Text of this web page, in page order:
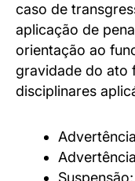
caso de
aplicação de
orientação ao
gravidade do ato
disciplinares
Suspensão;